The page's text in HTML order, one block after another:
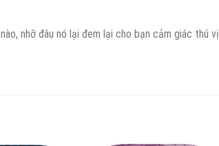
nhỡ đâu nó lại đem lại cho bạn cảm giác thú vị